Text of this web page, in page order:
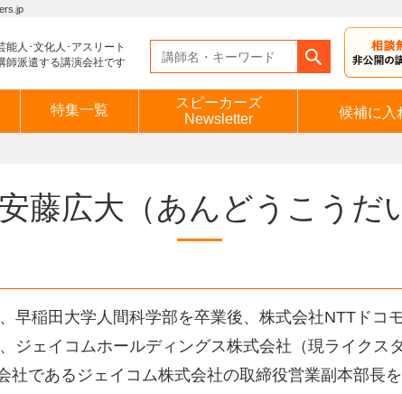
能人･文化人･アスリート
師派遣する講演会社です
特集一覧
スピーカーズ
Newsletter
候補に入
安藤広大 （あんどうこうだ
早稲田大学人間科学部を卒業後、株式会社NTTドコ
ジェイコムホールディングス株式会社（現ライクス
社であるジェイコム株式会社の取締役営業副本部長